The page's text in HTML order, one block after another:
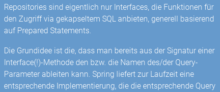
Repositories sind eigentlich nur Interfaces, die Funktionen für
den Zugriff via gekapseltem SQL anbieten, generell basierend
auf Prepared Statements.
Die Grundidee ist die, dass man bereits aus der Signatur einer
Interface(!)-Methode den bzw. die Namen des/der Query-
Parameter ableiten kann. Spring liefert zur Laufzeit eine
entsprechende Implementierung, die die entsprechende Query